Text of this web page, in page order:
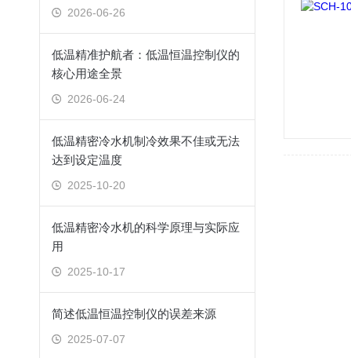
2026-06-26
低温精准护航者：低温恒温控制仪的
核心用途全景
2026-06-24
低温精密冷水机制冷效果不佳或无法
达到设定温度
2025-10-20
低温精密冷水机的科学原理与实际应
用
2025-10-17
简述低温恒温控制仪的误差来源
2025-07-07